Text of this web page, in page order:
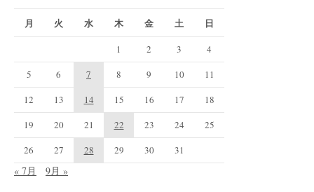
月 火 水 木 金 土 日
1 2 3
4
5
6 7 8 9 10
11
12
13 14 15 16 17
18
19
20 21 22 23 24
25
26
27 28 29 30 31
« 7月 9月 »